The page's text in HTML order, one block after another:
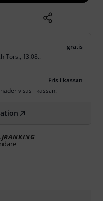
gratis
Tors., 13.08..
Pris i kassan
visas i kassan.